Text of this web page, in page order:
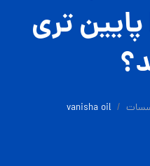
اکسپلورر IQ پایین تری
vanisha oil